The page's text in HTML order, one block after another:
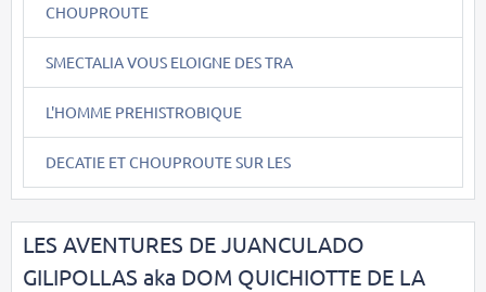
CHOUPROUTE
SMECTALIA VOUS ELOIGNE DES TRA
L'HOMME PREHISTROBIQUE
DECATIE ET CHOUPROUTE SUR LES
LES AVENTURES DE JUANCULADO
GILIPOLLAS aka DOM QUICHIOTTE DE LA